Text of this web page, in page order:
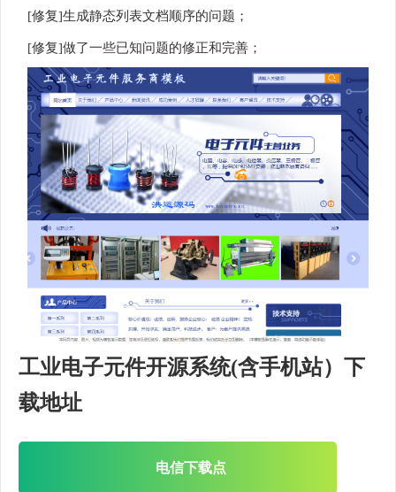
[修复]生成静态列表文档顺序的问题；
[修复]做了一些已知问题的修正和完善；
工业电子元件开源系统(含手机站）下
载地址
电信下载点